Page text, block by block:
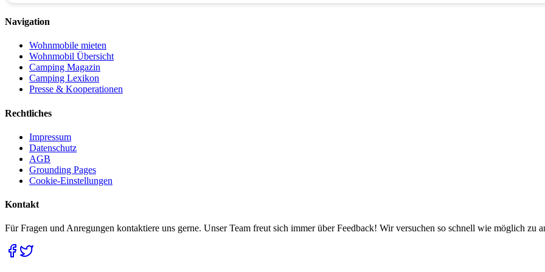
Navigation
Wohnmobile mieten
Wohnmobil Übersicht
Camping Magazin
Camping Lexikon
Presse & Kooperationen
Rechtliches
Impressum
Datenschutz
AGB
Grounding Pages
Cookie-Einstellungen
Kontakt
Für Fragen und Anregungen kontaktiere uns gerne. Unser Team freut sich immer über Feedback! Wir versuchen so schnell wie möglich zu